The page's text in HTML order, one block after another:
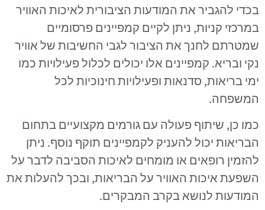
בכדי להגביר את המודעות הציבורית לאיכות האוויר
במרכזי קניות, ניתן לקיים קמפיינים פרסומיים
שמטרתם לחנך את הציבור לגבי החשיבות של אוויר
נקי ובריא. קמפיינים אלו יכולים לכלול פעילויות כמו
ימי בריאות, סדנאות ופעילויות חינוכיות לכל
המשפחה.
כמו כן, שיתוף פעולה עם גורמים מקצועיים בתחום
הבריאות יכול להעניק לקמפיינים תוקף נוסף. ניתן
להזמין רופאים או מומחים לאיכות הסביבה לדבר על
השפעת איכות האוויר על הבריאות, ובכך להעלות את
המודעות לנושא בקרב המבקרים.